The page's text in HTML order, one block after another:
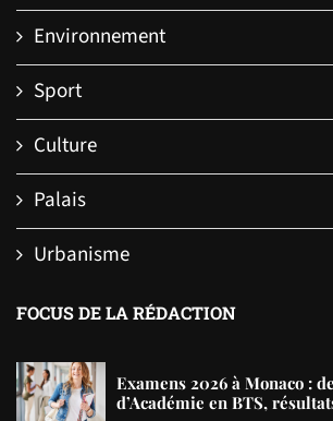
Environnement
Sport
Culture
Palais
Urbanisme
FOCUS DE LA RÉDACTION
Examens 2026 à Monaco :
d’Académie en BTS,